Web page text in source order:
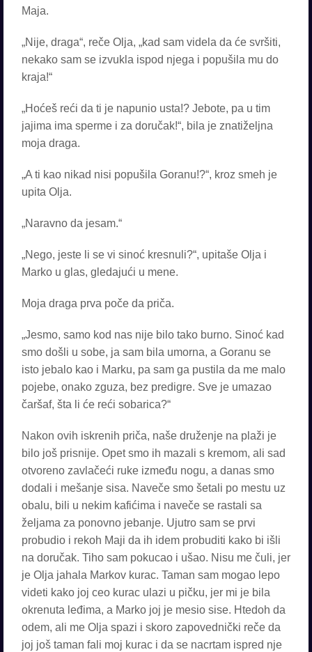
Maja.
„Nije, draga“, reče Olja, „kad sam videla da će svršiti,
nekako sam se izvukla ispod njega i popušila mu do
kraja!“
„Hoćeš reći da ti je napunio usta!? Jebote, pa u tim
jajima ima sperme i za doručak!“, bila je znatiželjna
moja draga.
„A ti kao nikad nisi popušila Goranu!?“, kroz smeh je
upita Olja.
„Naravno da jesam.“
„Nego, jeste li se vi sinoć kresnuli?“, upitaše Olja i
Marko u glas, gledajući u mene.
Moja draga prva poče da priča.
„Jesmo, samo kod nas nije bilo tako burno. Sinoć kad
smo došli u sobe, ja sam bila umorna, a Goranu se
isto jebalo kao i Marku, pa sam ga pustila da me malo
pojebe, onako zguza, bez predigre. Sve je umazao
čaršaf, šta li će reći sobarica?“
Nakon ovih iskrenih priča, naše druženje na plaži je
bilo još prisnije. Opet smo ih mazali s kremom, ali sad
otvoreno zavlačeći ruke između nogu, a danas smo
dodali i mešanje sisa. Naveče smo šetali po mestu uz
obalu, bili u nekim kafićima i naveče se rastali sa
željama za ponovno jebanje. Ujutro sam se prvi
probudio i rekoh Maji da ih idem probuditi kako bi išli
na doručak. Tiho sam pokucao i ušao. Nisu me čuli, jer
je Olja jahala Markov kurac. Taman sam mogao lepo
videti kako joj ceo kurac ulazi u pičku, jer mi je bila
okrenuta leđima, a Marko joj je mesio sise. Htedoh da
odem, ali me Olja spazi i skoro zapovednički reče da
joj još taman fali moj kurac i da se nacrtam ispred nje